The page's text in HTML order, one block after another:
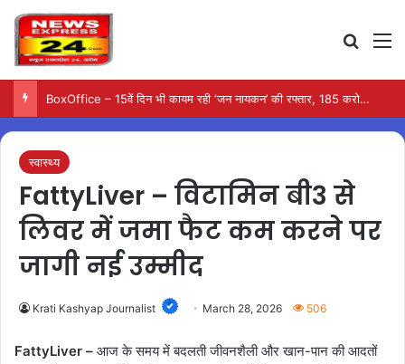
BoxOffice – 15वें दिन भी कायम रही ‘जन नायकन’ की रफ्तार, 185 करोड़ के पार पहुंची कमाई…
स्वास्थ्य
FattyLiver – विटामिन बी3 से
लिवर में जमा फैट कम करने पर
जागी नई उम्मीद
Krati Kashyap Journalist March 28, 2026 506
FattyLiver – आज के समय में बदलती जीवनशैली और खान-पान की आदतों